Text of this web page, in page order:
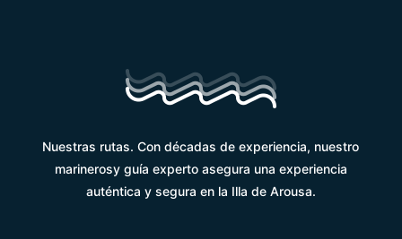
Nuestras rutas. Con décadas de experiencia, nuestro
marinerosy guía experto asegura una experiencia
auténtica y segura en la Illa de Arousa.